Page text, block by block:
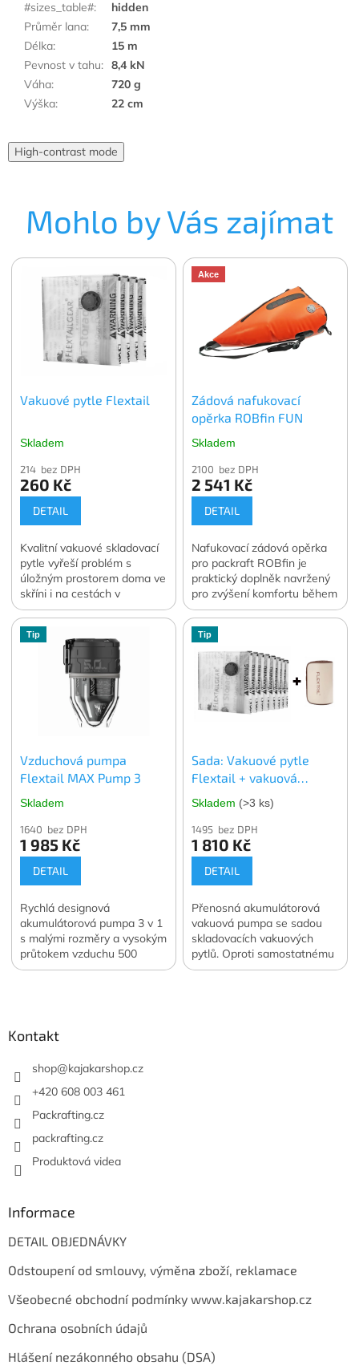
#sizes_table#:
hidden
Průměr lana:
7,5 mm
Délka:
15 m
Pevnost v tahu: 8,4 kN
Váha:
720 g
Výška: 22 cm
High-contrast mode
Mohlo by Vás zajímat
Vakuové pytle Flextail
Skladem
214 bez DPH
260 Kč
DETAIL
Kvalitní vakuové skladovací
pytle vyřeší problém s
úložným prostorem doma ve
skříni i na cestách v
zavazadle. Vakuování
dokáže zmenšit objem
skladovaného oblečení a
lůžkovin o 70 až 90 %.
Ochrání skladované věci
před prachem, vlhkostí, moly
nebo plísní ať už je
skladujete kdekoli. V balení
4 ks. vybrané velikosti.
distribuce.
Akce
Zádová nafukovací
opěrka ROBfin FUN
Skladem
2100 bez DPH
2 541 Kč
DETAIL
Nafukovací zádová opěrka
pro packraft ROBfin je
praktický doplněk navržený
pro zvýšení komfortu během
pádlování.
Tip
Vzduchová pumpa
Flextail MAX Pump 3
Skladem
1640 bez DPH
1 985 Kč
DETAIL
Rychlá designová
akumulátorová pumpa 3 v 1
s malými rozměry a vysokým
průtokem vzduchu 500
l/min. Navíc funkce svítilny a
Tip
Sada: Vakuové pytle
Flextail + vakuová
pumpa Flextail MAX
Vacuum Pump
Skladem (>3 ks)
1495 bez DPH
1 810 Kč
DETAIL
Přenosná akumulátorová
vakuová pumpa se sadou
skladovacích vakuových
pytlů. Oproti samostatnému
nákupu ušetříte 400 Kč.
Kontakt
shop@kajakarshop.cz
+420 608 003 461
Packrafting.cz
packrafting.cz
Produktová videa
Informace
DETAIL OBJEDNÁVKY
Odstoupení od smlouvy, výměna zboží, reklamace
Všeobecné obchodní podmínky www.kajakarshop.cz
Ochrana osobních údajů
Hlášení nezákonného obsahu (DSA)